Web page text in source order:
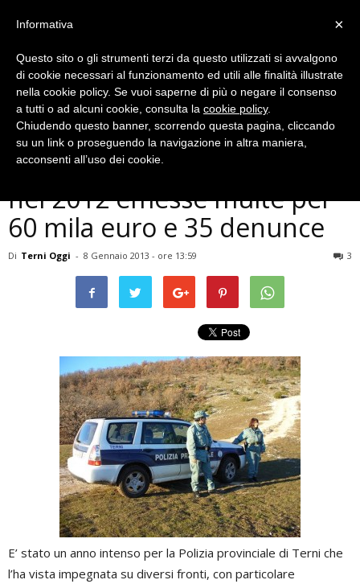
Cronaca
Polizia provinciale di Terni,
nel 2012 emesse multe per
60 mila euro e 35 denunce
Di Terni Oggi - 8 Gennaio 2013 - ore 13:59 3
E’ stato un anno intenso per la Polizia provinciale di Terni che
l’ha vista impegnata su diversi fronti, con particolare
×
Informativa
Questo sito o gli strumenti terzi da questo utilizzati si avvalgono
di cookie necessari al funzionamento ed utili alle finalità illustrate
nella cookie policy. Se vuoi saperne di più o negare il consenso
a tutti o ad alcuni cookie, consulta la cookie policy.
Chiudendo questo banner, scorrendo questa pagina, cliccando
su un link o proseguendo la navigazione in altra maniera,
acconsenti all’uso dei cookie.